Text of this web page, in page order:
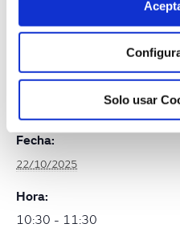
Solo usar
+ Añadir a Google Calendar
Fecha:
22/10/2025
Hora:
10:30 - 11:30